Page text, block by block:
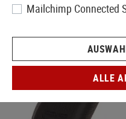
Mailchimp Connected
ALLE